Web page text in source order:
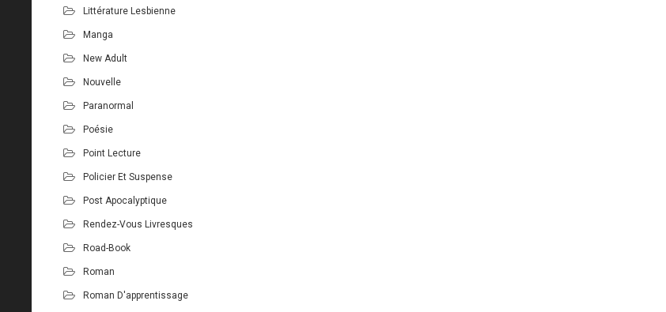
Littérature Lesbienne
Manga
New Adult
Nouvelle
Paranormal
Poésie
Point Lecture
Policier Et Suspense
Post Apocalyptique
Rendez-Vous Livresques
Road-Book
Roman
Roman D'apprentissage